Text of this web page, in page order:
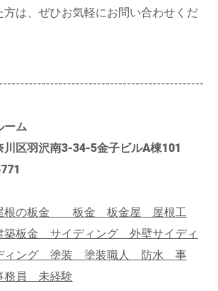
方は、ぜひお気軽にお問い合わせくだ
ーム
川区羽沢南3-34-5金子ビルA棟101
根の板金 板金 板金屋 屋根工
板金 サイディング 外壁サイディ
ィング 塗装 塗装職人 防水 事
員 未経験